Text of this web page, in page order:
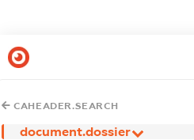
CAHEADER.SEARCH
document.dossier